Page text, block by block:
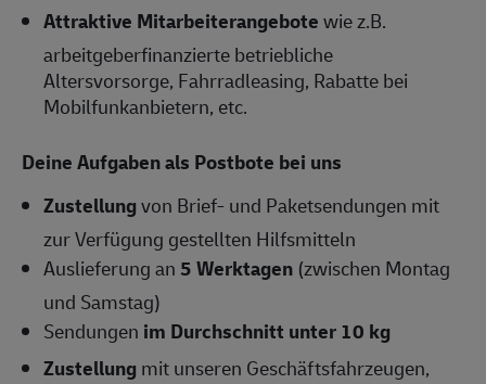
Attraktive Mitarbeiterangebotewie z.B.
arbeitgeberfinanzierte betriebliche
Altersvorsorge, Fahrradleasing, Rabatte bei
Mobilfunkanbietern, etc.
Deine Aufgaben als Postbote bei uns
Zustellungvon Brief- und Paketsendungen mit
zur Verfügung gestellten Hilfsmitteln
Auslieferung an5 Werktagen (zwischen Montag
und Samstag)
Sendungen im Durchschnitt unter 10 kg
Zustellungmit unseren Geschäftsfahrzeugen,